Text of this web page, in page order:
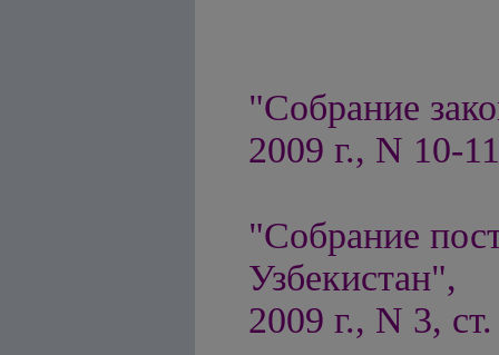
"Собрание
2009 г., N 10-
"Собрание
Узбекистан",
2009 г., N 3,